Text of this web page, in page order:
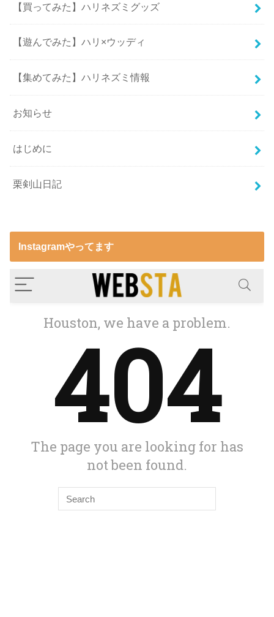
【買ってみた】ハリネズミグッズ
【遊んでみた】ハリ×ウッディ
【集めてみた】ハリネズミ情報
お知らせ
はじめに
栗剣山日記
Instagramやってます